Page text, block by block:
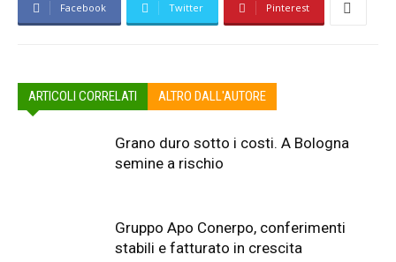
Facebook Twitter Pinterest
ARTICOLI CORRELATI ALTRO DALL'AUTORE
Grano duro sotto i costi. A Bologna
semine a rischio
Gruppo Apo Conerpo, conferimenti
stabili e fatturato in crescita